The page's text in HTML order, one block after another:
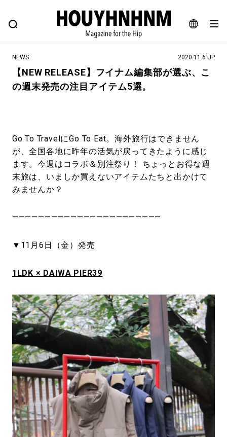
JA
EN
FEATURE BLOG SNAP
ヒップなファッション、カルチャー、ライフスタイルWEBマガジン
#NEW VINTAGE #マイナーグッド図鑑
#路地裏てぃーん。 #MONTHLY JOURNAL
#GH 銘品の所以 #フイナムのYouTube
#Commune H
#SPORTS #HANDSOME HANDBOOK
NEWS 2020.11.6 UP
【NEW RELEASE】フイナム編集部が選ぶ、こ
の週末発売の注目アイテム5選。
Go To TravelにGo To Eat。海外旅行はできません
が、全国各地に昨年の活気が戻ってきたように感じ
ます。今週はコラボ＆別注祭り！ ちょっとお得な週
末旅は、いましか買えないアイテムたちと出かけて
みませんか？
———————————————————————
▼11月6日（金）発売
1LDK × DAIWA PIER39